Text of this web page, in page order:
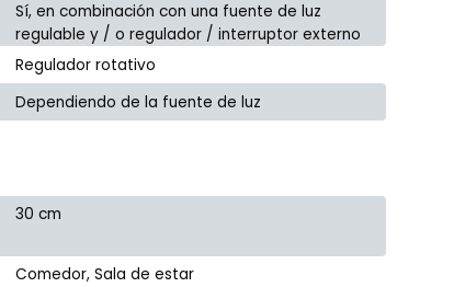
Sí, en combinación con una fuente de luz
regulable y / o regulador / interruptor externo
Regulador rotativo
Dependiendo de la fuente de luz
30 cm
Comedor, Sala de estar